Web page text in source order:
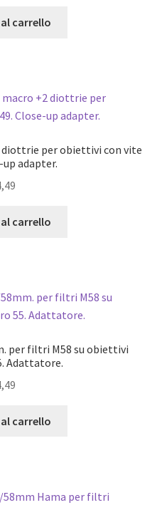
carrello
diottrie per obiettivi con vite
up adapter.
carrello
per filtri M58 su obiettivi
Adattatore.
carrello